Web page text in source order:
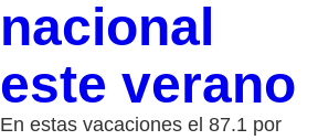
nacional
este verano
En estas vacaciones el 87.1 por